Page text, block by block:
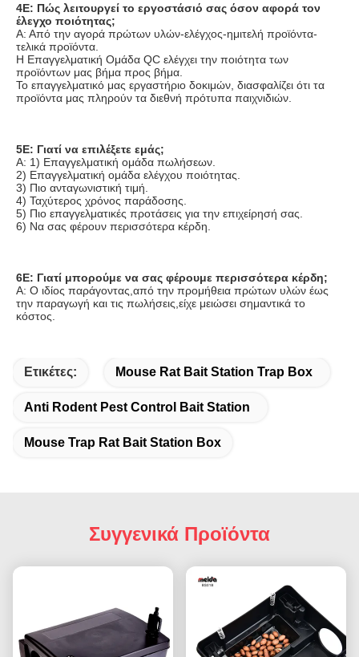
4Ε: Πώς λειτουργεί το εργοστάσιό σας όσον αφορά τον
έλεγχο ποιότητας;
Α: Από την αγορά πρώτων υλών-ελέγχος-ημιτελή προϊόντα-
τελικά προϊόντα.
Η Επαγγελματική Ομάδα QC ελέγχει την ποιότητα των
προϊόντων μας βήμα προς βήμα.
Το επαγγελματικό μας εργαστήριο δοκιμών, διασφαλίζει ότι τα
προϊόντα μας πληρούν τα διεθνή πρότυπα παιχνιδιών.
5Ε: Γιατί να επιλέξετε εμάς;
Α: 1) Επαγγελματική ομάδα πωλήσεων.
2) Επαγγελματική ομάδα ελέγχου ποιότητας.
3) Πιο ανταγωνιστική τιμή.
4) Ταχύτερος χρόνος παράδοσης.
5) Πιο επαγγελματικές προτάσεις για την επιχείρησή σας.
6) Να σας φέρουν περισσότερα κέρδη.
6Ε: Γιατί μπορούμε να σας φέρουμε περισσότερα κέρδη;
Α: Ο ιδίος παράγοντας,από την προμήθεια πρώτων υλών έως
την παραγωγή και τις πωλήσεις,είχε μειώσει σημαντικά το
κόστος.
Ετικέτες: Mouse Rat Bait Station Trap Box
Anti Rodent Pest Control Bait Station
Mouse Trap Rat Bait Station Box
Συγγενικά Προϊόντα